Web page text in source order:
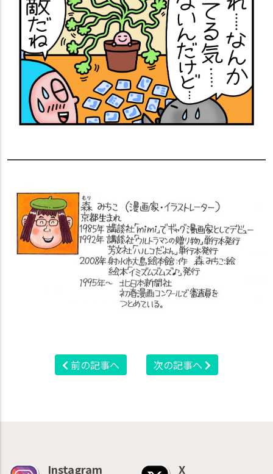
前の記事へ 次の記事へ
Instagram X